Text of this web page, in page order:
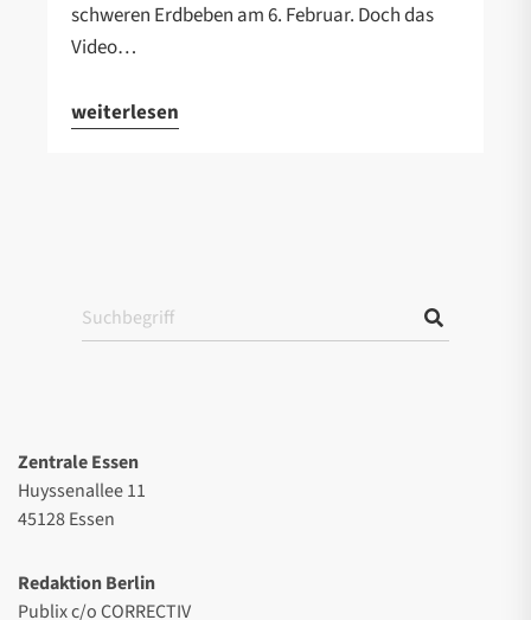
schweren Erdbeben am 6. Februar. Doch das
Video…
weiterlesen
Zentrale Essen
Huyssenallee 11
45128 Essen
Redaktion Berlin
Publix c/o CORRECTIV